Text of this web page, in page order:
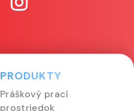
PRODUKTY
Práškový prací
prostriedok